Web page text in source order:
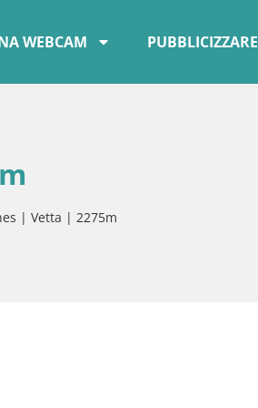
WEBCAM PUBBLICIZZARE
| Vetta | 2275m